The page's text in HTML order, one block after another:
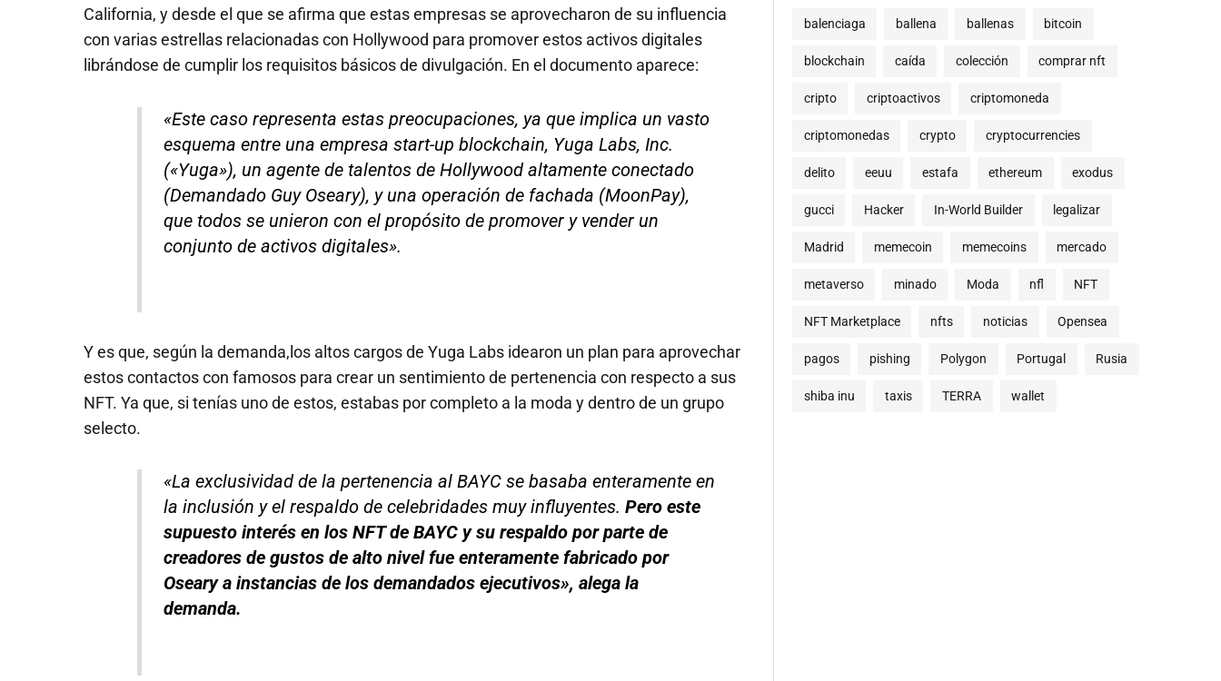
California, y desde el que se afirma que estas empresas se aprovecharon de su influencia
con varias estrellas relacionadas con Hollywood para promover estos activos digitales
librándose de cumplir los requisitos básicos de divulgación. En el documento aparece:
«Este caso representa estas preocupaciones, ya que implica un vasto
esquema entre una empresa start-up blockchain, Yuga Labs, Inc.
(«Yuga»), un agente de talentos de Hollywood altamente conectado
(Demandado Guy Oseary), y una operación de fachada (MoonPay),
que todos se unieron con el propósito de promover y vender un
conjunto de activos digitales».
Y es que, según la demanda,los altos cargos de Yuga Labs idearon un plan para aprovechar
estos contactos con famosos para crear un sentimiento de pertenencia con respecto a sus
NFT. Ya que, si tenías uno de estos, estabas por completo a la moda y dentro de un grupo
selecto.
«La exclusividad de la pertenencia al BAYC se basaba enteramente en
la inclusión y el respaldo de celebridades muy influyentes.Pero este
supuesto interés en los NFT de BAYC y su respaldo por parte de
creadores de gustos de alto nivel fue enteramente fabricado por
Oseary a instancias de los demandados ejecutivos», alega la
demanda.
balenciaga ballena ballenas bitcoin
blockchain caída colección comprar nft
cripto criptoactivos criptomoneda
criptomonedas crypto cryptocurrencies
delito eeuu estafa ethereum exodus
gucci Hacker In-World Builder legalizar
Madrid memecoin memecoins mercado
metaverso minado Moda nfl NFT
NFT Marketplace nfts noticias Opensea
pagos pishing Polygon Portugal Rusia
shiba inu taxis TERRA wallet